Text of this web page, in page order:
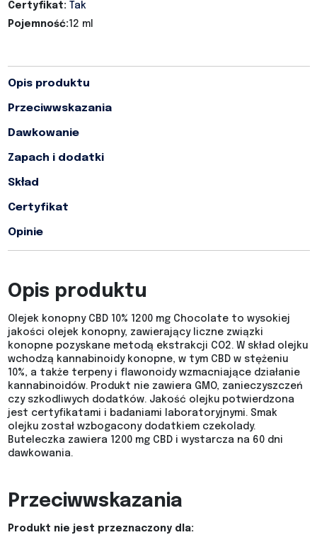
Certyfikat:
Tak
Pojemność:12 ml
Opis produktu
Przeciwwskazania
Dawkowanie
Zapach i dodatki
Skład
Certyfikat
Opinie
Opis produktu
Olejek konopny CBD 10% 1200 mg Chocolate to wysokiej
jakości olejek konopny, zawierający liczne związki
konopne pozyskane metodą ekstrakcji CO2. W skład olejku
wchodzą kannabinoidy konopne, w tym CBD w stężeniu
10%, a także terpeny i flawonoidy wzmacniające działanie
kannabinoidów. Produkt nie zawiera GMO, zanieczyszczeń
czy szkodliwych dodatków. Jakość olejku potwierdzona
jest certyfikatami i badaniami laboratoryjnymi. Smak
olejku został wzbogacony dodatkiem czekolady.
Buteleczka zawiera 1200 mg CBD i wystarcza na 60 dni
dawkowania.
Przeciwwskazania
Produkt nie jest przeznaczony dla: